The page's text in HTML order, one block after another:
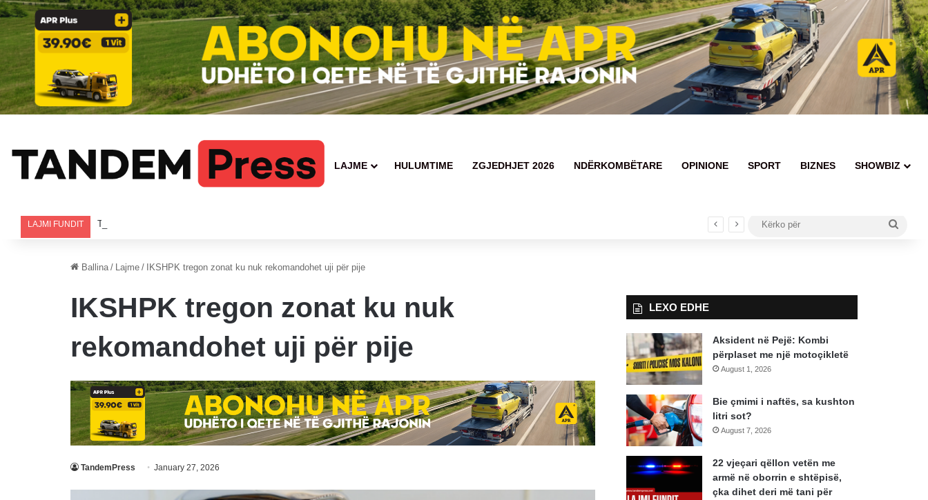
LAJME HULUMTIME ZGJEDHJET 2026 NDËRKOMBËTARE OPINIONE SPORT BIZNES SHOWBIZ
LAJMI FUNDIT Tre të arrestuar në Deçan pas bastisjes për bixhoz, sekuestrohen armë, brisqe dhe çipa të pokerit
Ballina / Lajme / IKSHPK tregon zonat ku nuk rekomandohet uji për pije
IKSHPK tregon zonat ku nuk
rekomandohet uji për pije
TandemPress January 27, 2026
LEXO EDHE
Aksident në Pejë: Kombi
përplaset me një motoçikletë
August 1, 2026
Bie çmimi i naftës, sa kushton
litri sot?
August 7, 2026
22 vjeçari qëllon vetën me
armë në oborrin e shtëpisë,
çka dihet deri më tani për